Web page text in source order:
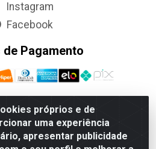
próprios e de
uma experiência
apresentar publicidade
Instagram
Facebook
de Pagamento
- Matriz - Rua Itatiba Do Sul, 161 -
PR - CEP 85804-700- CNPJ